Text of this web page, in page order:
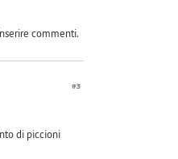
commenti.
#3
di piccioni